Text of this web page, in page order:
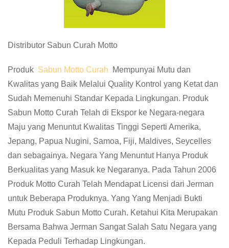
Distributor Sabun Curah Motto
Produk Sabun Motto Curah
Mempunyai Mutu dan
Kwalitas yang Baik Melalui Quality Kontrol yang Ketat dan
Sudah Memenuhi Standar Kepada Lingkungan. Produk
Sabun Motto Curah Telah di Ekspor ke Negara-negara
Maju yang Menuntut Kwalitas Tinggi Seperti Amerika,
Jepang, Papua Nugini, Samoa, Fiji, Maldives, Seycelles
dan sebagainya. Negara Yang Menuntut Hanya Produk
Berkualitas yang Masuk ke Negaranya. Pada Tahun 2006
Produk Motto Curah Telah Mendapat Licensi dari Jerman
untuk Beberapa Produknya. Yang Yang Menjadi Bukti
Mutu Produk Sabun Motto Curah. Ketahui Kita Merupakan
Bersama Bahwa Jerman Sangat Salah Satu Negara yang
Kepada Peduli Terhadap Lingkungan.